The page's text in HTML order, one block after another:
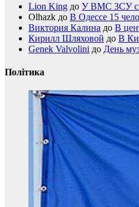
Lion King до У ВМС ЗСУ
Olhazk до В Одессе 15
Виктория Калина до В
Кирилл Шляховой до В
Genek Valvolini до День
Політика